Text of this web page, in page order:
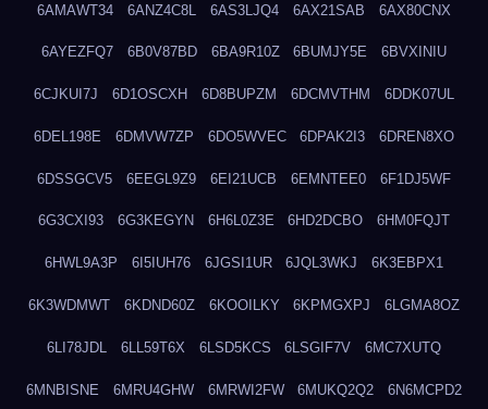
6AMAWT34 6ANZ4C8L 6AS3LJQ4 6AX21SAB 6AX80CNX
6AYEZFQ7 6B0V87BD 6BA9R10Z 6BUMJY5E 6BVXINIU
6CJKUI7J 6D1OSCXH 6D8BUPZM 6DCMVTHM 6DDK07UL
6DEL198E 6DMVW7ZP 6DO5WVEC 6DPAK2I3 6DREN8XO
6DSSGCV5 6EEGL9Z9 6EI21UCB 6EMNTEE0 6F1DJ5WF
6G3CXI93 6G3KEGYN 6H6L0Z3E 6HD2DCBO 6HM0FQJT
6HWL9A3P 6I5IUH76 6JGSI1UR 6JQL3WKJ 6K3EBPX1
6K3WDMWT 6KDND60Z 6KOOILKY 6KPMGXPJ 6LGMA8OZ
6LI78JDL 6LL59T6X 6LSD5KCS 6LSGIF7V 6MC7XUTQ
6MNBISNE 6MRU4GHW 6MRWI2FW 6MUKQ2Q2 6N6MCPD2